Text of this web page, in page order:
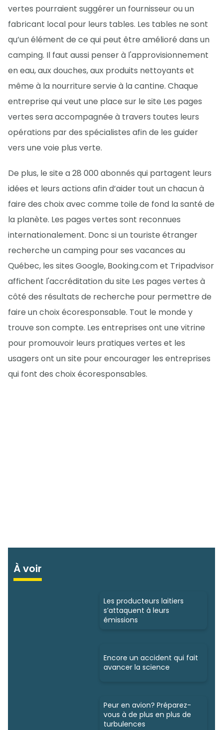
vertes pourraient suggérer un fournisseur ou un
fabricant local pour leurs tables. Les tables ne sont
qu’un élément de ce qui peut être amélioré dans un
camping. Il faut aussi penser à l'approvisionnement
en eau, aux douches, aux produits nettoyants et
même à la nourriture servie à la cantine. Chaque
entreprise qui veut une place sur le site Les pages
vertes sera accompagnée à travers toutes leurs
opérations par des spécialistes afin de les guider
vers une voie plus verte.
De plus, le site a 28 000 abonnés qui partagent leurs
idées et leurs actions afin d’aider tout un chacun à
faire des choix avec comme toile de fond la santé de
la planète. Les pages vertes sont reconnues
internationalement. Donc si un touriste étranger
recherche un camping pour ses vacances au
Québec, les sites Google, Booking.com et Tripadvisor
affichent l'accréditation du site Les pages vertes à
côté des résultats de recherche pour permettre de
faire un choix écoresponsable. Tout le monde y
trouve son compte. Les entreprises ont une vitrine
pour promouvoir leurs pratiques vertes et les
usagers ont un site pour encourager les entreprises
qui font des choix écoresponsables.
À voir
Les producteurs laitiers
s’attaquent à leurs
émissions
Encore un accident qui fait
avancer la science
Peur en avion? Préparez-
vous à de plus en plus de
turbulences